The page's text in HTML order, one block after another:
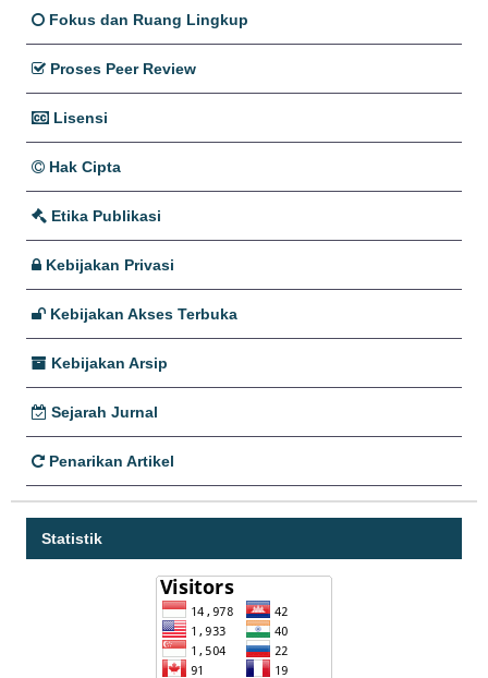
Fokus dan Ruang Lingkup
Proses Peer Review
Lisensi
Hak Cipta
Etika Publikasi
Kebijakan Privasi
Kebijakan Akses Terbuka
Kebijakan Arsip
Sejarah Jurnal
Penarikan Artikel
Statistik